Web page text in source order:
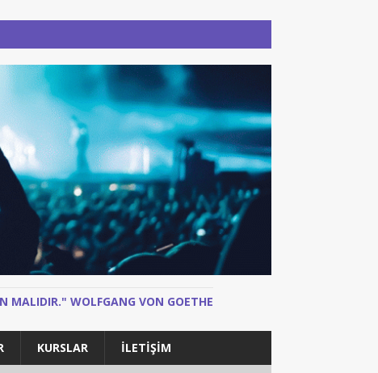
MALIDIR." WOLFGANG VON GOETHE
KURSLAR İLETIŞIM